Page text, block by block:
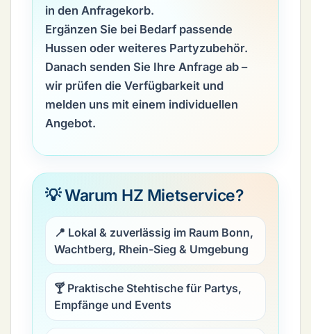
in den Anfragekorb.
Ergänzen Sie bei Bedarf passende
Hussen oder weiteres Partyzubehör.
Danach senden Sie Ihre Anfrage ab –
wir prüfen die Verfügbarkeit und
melden uns mit einem individuellen
Angebot.
💡 Warum HZ Mietservice?
📍 Lokal & zuverlässig im Raum Bonn,
Wachtberg, Rhein-Sieg & Umgebung
🍸 Praktische Stehtische für Partys,
Empfänge und Events